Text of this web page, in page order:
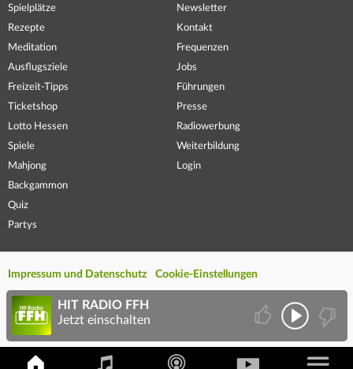
Spielplätze
Rezepte
Meditation
Ausflugsziele
Freizeit-Tipps
Ticketshop
Lotto Hessen
Spiele
Mahjong
Backgammon
Quiz
Partys
Newsletter
Kontakt
Frequenzen
Jobs
Führungen
Presse
Radiowerbung
Weiterbildung
Login
Impressum und Datenschutz Cookie-Einstellungen
HIT RADIO FFH
Jetzt einschalten